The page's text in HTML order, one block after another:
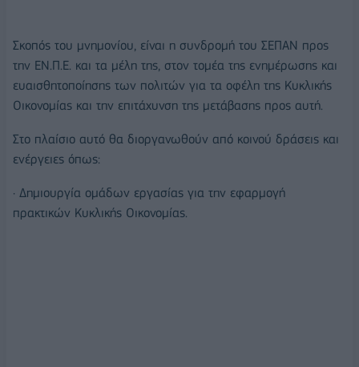
Σκοπός του μνημονίου, είναι η συνδρομή του ΣΕΠΑΝ προς
την ΕΝ.Π.Ε. και τα μέλη της, στον τομέα της ενημέρωσης και
ευαισθητοποίησης των πολιτών για τα οφέλη της Κυκλικής
Οικονομίας και την επιτάχυνση της μετάβασης προς αυτή.
Στο πλαίσιο αυτό θα διοργανωθούν από κοινού δράσεις και
ενέργειες όπως:
· Δημιουργία ομάδων εργασίας για την εφαρμογή
πρακτικών Κυκλικής Οικονομίας.